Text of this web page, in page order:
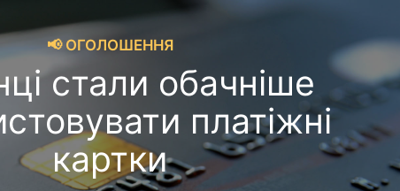
📢 ОГОЛОШЕННЯ
стали обачніше
платіжні
картки